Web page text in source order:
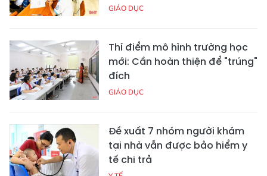
GIÁO DỤC
Thí điểm mô hình trường học
mới: Cần hoàn thiện để "trúng"
đích
GIÁO DỤC
Đề xuất 7 nhóm người khám
tại nhà vẫn được bảo hiểm y
tế chi trả